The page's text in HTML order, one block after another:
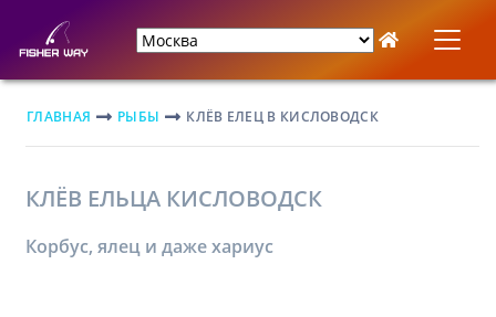
ГЛАВНАЯ РЫБЫ КЛЁВ ЕЛЕЦ В КИСЛОВОДСК
КЛЁВ ЕЛЬЦА КИСЛОВОДСК
Корбус, ялец и даже хариус